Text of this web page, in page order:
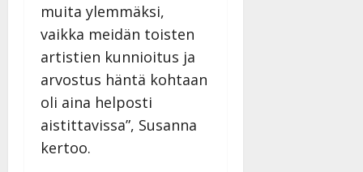
muita ylemmäksi,
vaikka meidän toisten
artistien kunnioitus ja
arvostus häntä kohtaan
oli aina helposti
aistittavissa”, Susanna
kertoo.